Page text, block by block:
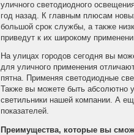
уличного светодиодного
год назад. К главным плюсам
большой срок службы, а также
приведут к их широкому
На улицах городов сегодня вы
для уличного применения
пятна. Применяя светодиодные
Также вы можете быть абсолютно
светильники нашей компании. А
показателей.
Преимущества, которые вы